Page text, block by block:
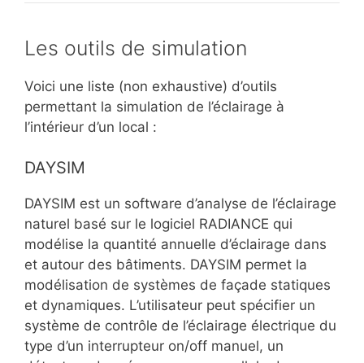
Les outils de simulation
Voici une liste (non exhaustive) d’outils
permettant la simulation de l’éclairage à
l’intérieur d’un local :
DAYSIM
DAYSIM est un software d’analyse de l’éclairage
naturel basé sur le logiciel RADIANCE qui
modélise la quantité annuelle d’éclairage dans
et autour des bâtiments. DAYSIM permet la
modélisation de systèmes de façade statiques
et dynamiques. L’utilisateur peut spécifier un
système de contrôle de l’éclairage électrique du
type d’un interrupteur on/off manuel, un